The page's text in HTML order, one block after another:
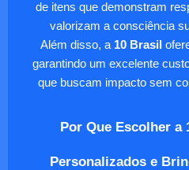
de itens que demonstram
valorizam a consciência
Além disso, a 10 Brasil
garantindo um excelente
que buscam impacto sem
Por Que Escolher a
Personalizados e